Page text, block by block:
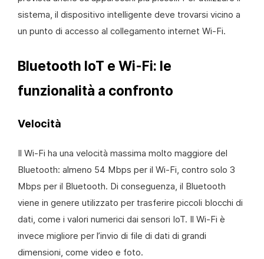
sistema, il dispositivo intelligente deve trovarsi vicino a
un punto di accesso al collegamento internet Wi-Fi.
Bluetooth IoT e Wi-Fi: le
funzionalità a confronto
Velocità
Il Wi-Fi ha una velocità massima molto maggiore del
Bluetooth: almeno 54 Mbps per il Wi-Fi, contro solo 3
Mbps per il Bluetooth. Di conseguenza, il Bluetooth
viene in genere utilizzato per trasferire piccoli blocchi di
dati, come i valori numerici dai sensori IoT. Il Wi-Fi è
invece migliore per l’invio di file di dati di grandi
dimensioni, come video e foto.